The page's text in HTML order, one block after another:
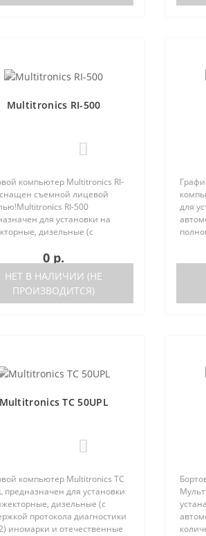
Multitronics RI-500
компьютер Multitronics RI-
съемной лицевой
RI-500
для установки на
дизельные (с
2) иномарки и отечественные
ка..
0 р.
НЕТ В НАЛИЧИИ (НЕ
ПРОИЗВОДИТСЯ)
для
Multitronics TC 50UPL
компьютер Multitronics TC
предназначен для установки
дизельные (с
протокола диагностики
иномарки и отечественные